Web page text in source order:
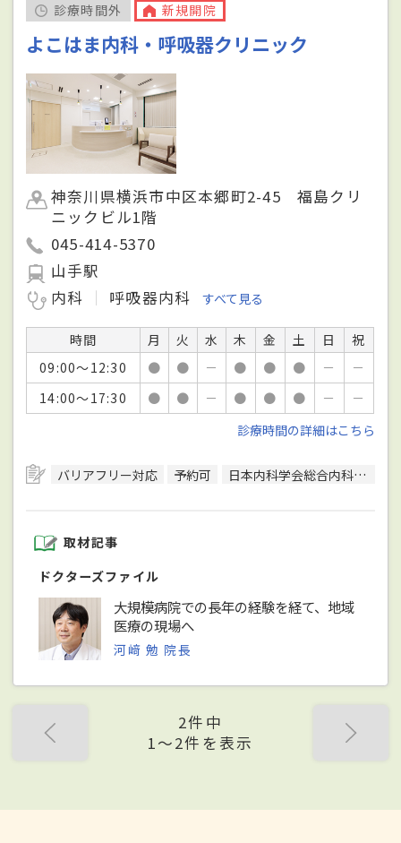
診療時間外 新規開院
よこはま内科・呼吸器クリニック
神奈川県横浜市中区本郷町2-45 福島クリ
ニックビル1階
045-414-5370
山手駅
内科
呼吸器内科 すべて見る
時間 月 火 水 木 金 土 日
祝
09:00～12:30
● ● － ● ● ● －
－
14:00～17:30
● ● － ● ● ● －
－
診療時間の詳細はこちら
バリアフリー対応 予約可 日本内科学会総合内科専門医
取材記事
ドクターズファイル
大規模病院での長年の経験を経て、地域
医療の現場へ
河﨑 勉 院長
2件中
1〜2件を表示